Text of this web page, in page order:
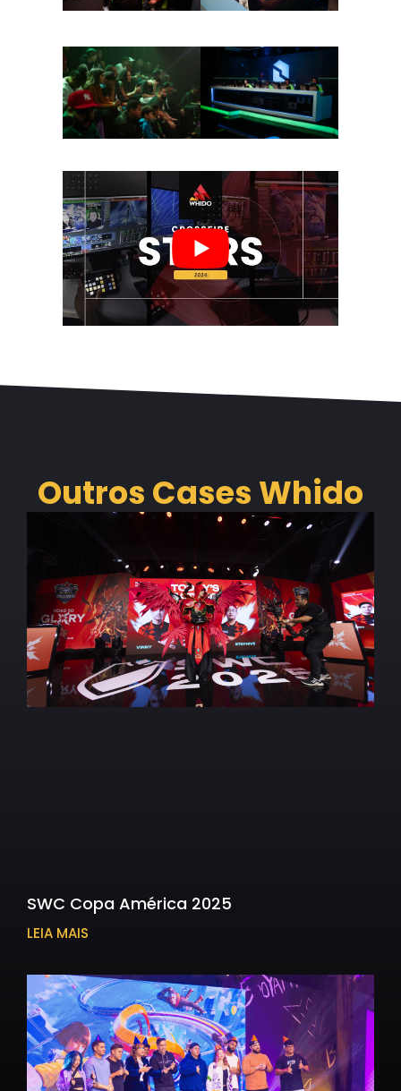
Outros Cases Whido
SWC Copa América 2025
LEIA MAIS